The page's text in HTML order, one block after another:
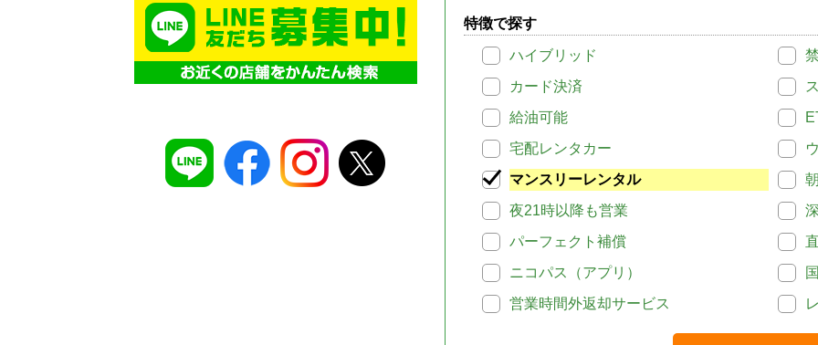
特徴で探す
ハイブリッド
カード決済
給油可能
宅配レンタカー
マンスリーレンタル
夜21時以降も営業
パーフェクト補償
ニコパス（アプリ）
営業時間外返却サービス